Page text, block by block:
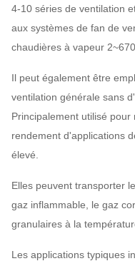
4-10 séries de ventilation
aux systèmes de fan de
chaudières à vapeur
Il peut également être
ventilation générale sans
Principalement utilisé
rendement d'applications
élevé.
Elles peuvent transporter
gaz inflammable, le gaz
granulaires à la
Les applications typiques